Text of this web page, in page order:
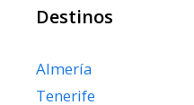
Destinos
Almería
Tenerife